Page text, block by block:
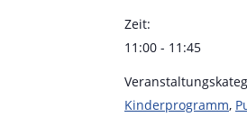
Zeit:
11:00 - 11:45
Kinderprogramm,